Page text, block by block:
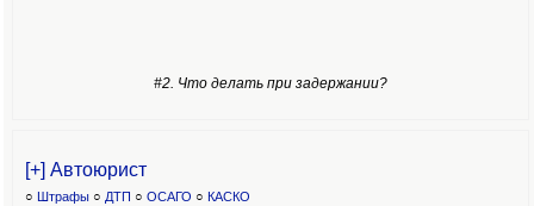
#2. Что делать при задержании?
[+] Автоюрист
○ Штрафы ○ ДТП ○ ОСАГО ○ КАСКО